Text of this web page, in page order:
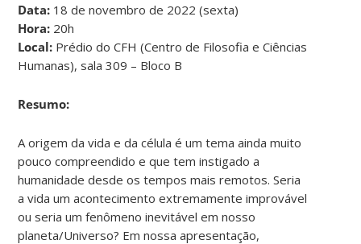
Data: 18 de novembro de 2022 (sexta)
Hora: 20h
Local: Prédio do CFH (Centro de Filosofia e Ciências
Humanas), sala 309 – Bloco B
Resumo:
A origem da vida e da célula é um tema ainda muito
pouco compreendido e que tem instigado a
humanidade desde os tempos mais remotos. Seria
a vida um acontecimento extremamente improvável
ou seria um fenômeno inevitável em nosso
planeta/Universo? Em nossa apresentação,